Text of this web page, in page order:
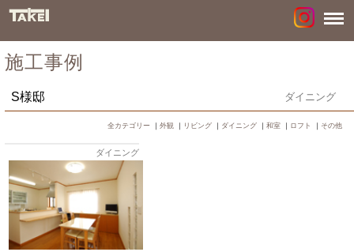
施工事例
S様邸 ダイニング
全カテゴリー ｜ 外観 ｜ リビング ｜ ダイニング ｜ 和室 ｜ ロフト ｜ その他
ダイニング